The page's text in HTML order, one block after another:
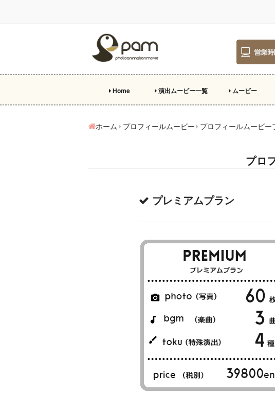
Home 演出ムービー一覧 ムービー
ホーム プロフィールムービー プロフィールムービー
プロ
プレミアムプラン